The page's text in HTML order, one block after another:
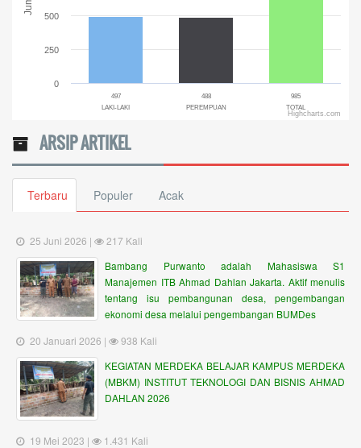
497
LAKI-LAKI
488
PEREMPUAN
985
TOTAL
0
250
500
Highcharts.com
ARSIP ARTIKEL
Terbaru Populer Acak
25 Juni 2026 |
217 Kali
Bambang Purwanto adalah Mahasiswa S1
Manajemen ITB Ahmad Dahlan Jakarta. Aktif menulis
tentang isu pembangunan desa, pengembangan
ekonomi desa melalui pengembangan BUMDes
20 Januari 2026 |
938 Kali
KEGIATAN MERDEKA BELAJAR KAMPUS MERDEKA
(MBKM) INSTITUT TEKNOLOGI DAN BISNIS AHMAD
DAHLAN 2026
19 Mei 2023 |
1.431 Kali